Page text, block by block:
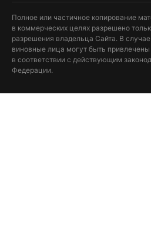
Полное или частичное копирование
в коммерческих целях разрешено
разрешения владельца Сайта. В
виновные лица могут быть привлечены
в соответствии с действующим
Федерации.